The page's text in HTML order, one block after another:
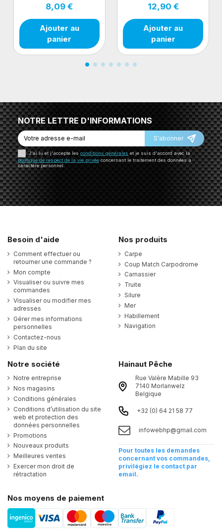
8,09 €
Ajouter au
panier
12,90 €
Ajouter au
panier
NOTRE LETTRE D'INFORMATIONS
S'abonner
J'ai lu et j'accepte les conditions générales et je suis d'accord avec la
politique de respect de la vie privéeconcernant le traitement des données à
caractère personnel.
Besoin d'aide
Comment effectuer ou
retourner une commande ?
Mon compte
Visualiser ou suivre mes
commandes
Visualiser ou modifier mes
adresses
Gérer mes informations
personnelles
Contactez-nous
Plan du site
Nos produits
Carpe
Coup Match Carpodrome
Carnassier
Truite
Silure
Mer
Habillement
Navigation
Notre société
Notre entreprise
Nos magasins
Conditions générales
Conditions d’utilisation du site
web et protection des
données personnelles
Promotions
Nouveaux produits
Meilleures ventes
Exercer mon droit de
rétractation
Hainaut Pêche
Rue Valère Mabille 93
7140 Morlanwelz
Belgique
+32 (0) 64 21 58 77
infowebhp@gmail.com
Pour toutes les demandes
concernant vos commandes,
privilégiez le contact par
email.
Nos moyens de paiement